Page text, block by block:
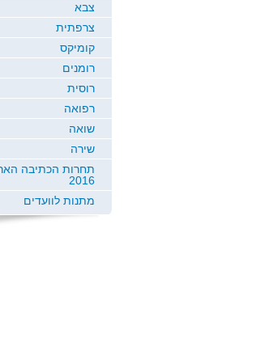
צבא
צרפתית
קומיקס
רומנים
רוסית
רפואה
שואה
שירה
תחרות הכתיבה
2016
מתנות לוועדים